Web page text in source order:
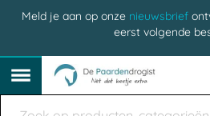
Meld je aan op onze nieuwsbrief
eerst volgende